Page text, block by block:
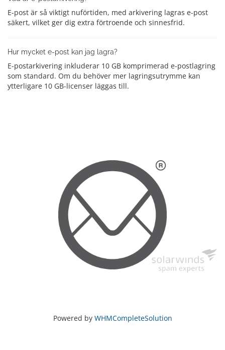
E-post är så viktigt nuförtiden, med arkivering lagras e-post
säkert, vilket ger dig extra förtroende och sinnesfrid.
Hur mycket e-post kan jag lagra?
E-postarkivering inkluderar 10 GB komprimerad e-postlagring
som standard. Om du behöver mer lagringsutrymme kan
ytterligare 10 GB-licenser läggas till.
Powered by WHMCompleteSolution